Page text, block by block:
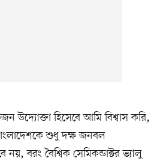
উদ্যোক্তা হিসেবে আমি বিশ্বাস করি,
শুধু দক্ষ জনবল
নয়, বরং বৈশ্বিক সেমিকন্ডাক্টর ভ্যালু